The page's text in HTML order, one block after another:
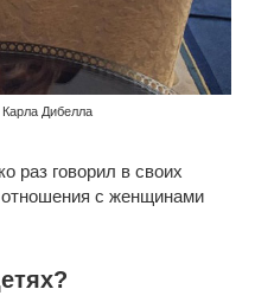
Дибелла
раз говорил в своих
с женщинами